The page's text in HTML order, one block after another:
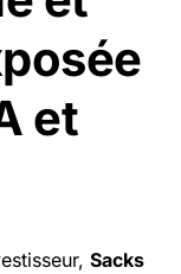
et
Sacks